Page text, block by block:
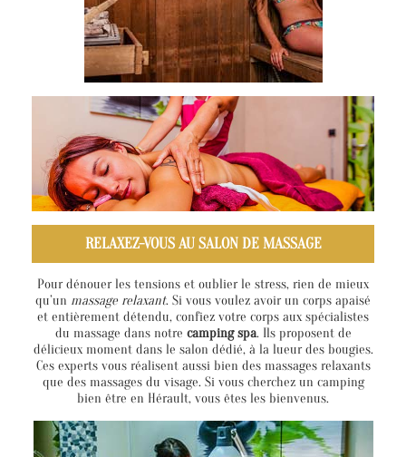
RELAXEZ-VOUS AU SALON DE MASSAGE
Pour dénouer les tensions et oublier le stress, rien de mieux
qu’un massage relaxant. Si vous voulez avoir un corps apaisé
et entièrement détendu, confiez votre corps aux spécialistes
du massage dans notre camping spa. Ils proposent de
délicieux moment dans le salon dédié, à la lueur des bougies.
Ces experts vous réalisent aussi bien des massages relaxants
que des massages du visage. Si vous cherchez un camping
bien être en Hérault, vous êtes les bienvenus.